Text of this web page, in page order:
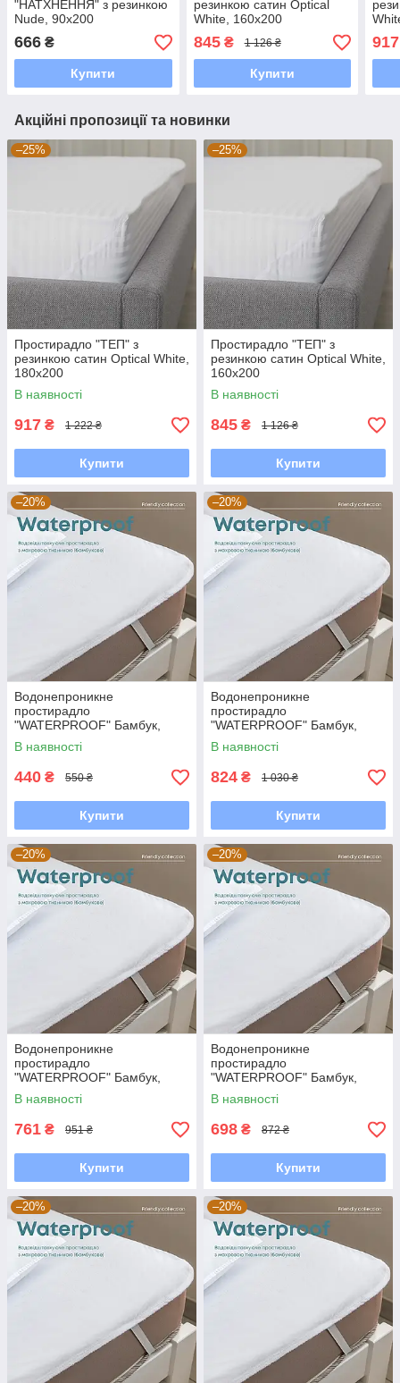
"НАТХНЕННЯ" з резинкою
Nude, 90x200
666 ₴
Купити
резинкою сатин Optical
White, 160x200
845₴ 1 126 ₴
Купити
917
Акційні пропозиції та новинки
–25%
Простирадло "ТЕП" з
резинкою сатин Optical White,
180x200
В наявності
917 ₴ 1 222 ₴
Купити
–25%
Простирадло "ТЕП" з
резинкою сатин Optical White,
160x200
В наявності
845 ₴ 1 126 ₴
Купити
–20%
Водонепроникне
простирадло
"WATERPROOF" Бамбук,
80x200
В наявності
440 ₴ 550 ₴
Купити
–20%
Водонепроникне
простирадло
"WATERPROOF" Бамбук,
200x200
В наявності
824 ₴ 1 030 ₴
Купити
–20%
Водонепроникне
простирадло
"WATERPROOF" Бамбук,
180x200
В наявності
761 ₴ 951 ₴
Купити
–20%
Водонепроникне
простирадло
"WATERPROOF" Бамбук,
160x200
В наявності
698 ₴ 872 ₴
Купити
–20% –20%